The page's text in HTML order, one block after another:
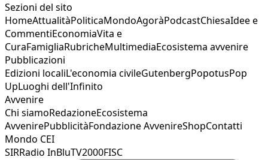
Sezioni del sito
HomeAttualitàPoliticaMondoAgoràPodcastChiesaIdee e
CommentiEconomiaVita e
CuraFamigliaRubricheMultimediaEcosistema avvenire
Pubblicazioni
Edizioni localiL'economia civileGutenbergPopotusPop
UpLuoghi dell'Infinito
Avvenire
Chi siamoRedazioneEcosistema
AvvenirePubblicitàFondazione AvvenireShopContatti
Mondo CEI
SIRRadio InBluTV2000FISC